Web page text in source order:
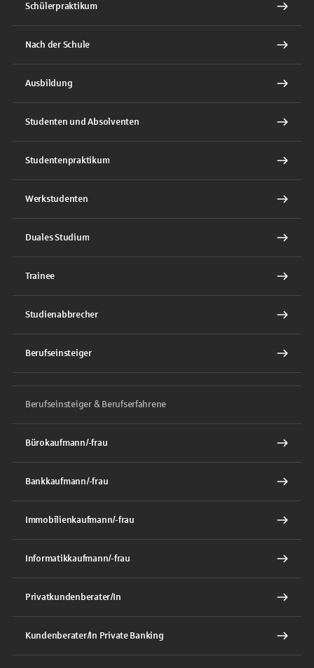
Schülerpraktikum
Nach der Schule
Ausbildung
Studenten und Absolventen
Studentenpraktikum
Werkstudenten
Duales Studium
Trainee
Studienabbrecher
Berufseinsteiger
Berufseinsteiger & Berufserfahrene
Bürokaufmann/-frau
Bankkaufmann/-frau
Immobilienkaufmann/-frau
Informatikkaufmann/-frau
Privatkundenberater/In
Kundenberater/In Private Banking